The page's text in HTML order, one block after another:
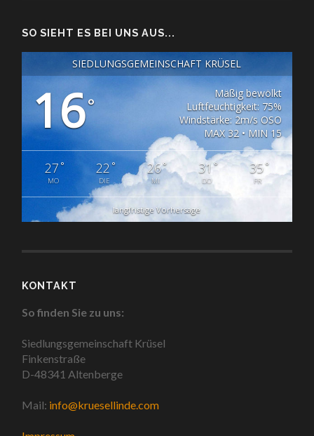
SO SIEHT ES BEI UNS AUS...
SIEDLUNGSGEMEINSCHAFT KRÜSEL
16°
Mäßig bewölkt
Luftfeuchtigkeit: 75%
Windstärke: 2m/s OSO
MAX 32 • MIN 15
27°
MO
22 °
DIE
26°
MI
31°
DO
35°
FR
langfristige Vorhersage
KONTAKT
So finden Sie zu uns:
Siedlungsgemeinschaft Krüsel
Finkenstraße
D-48341 Altenberge
Mail: info@kruesellinde.com